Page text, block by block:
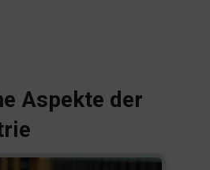
Aspekte der